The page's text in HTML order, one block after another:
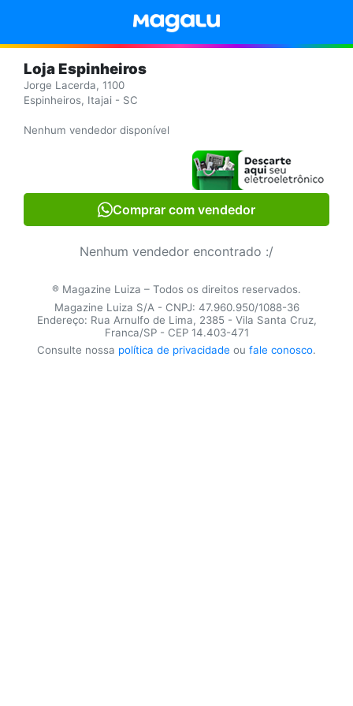
Loja Espinheiros
Jorge Lacerda, 1100
Espinheiros, Itajai - SC
Nenhum vendedor disponível
Comprar com vendedor
Nenhum vendedor encontrado :/
® Magazine Luiza – Todos os direitos reservados.
Magazine Luiza S/A - CNPJ: 47.960.950/1088-36
Endereço: Rua Arnulfo de Lima, 2385 - Vila Santa Cruz,
Franca/SP - CEP 14.403-471
Consulte nossa política de privacidade ou fale conosco.